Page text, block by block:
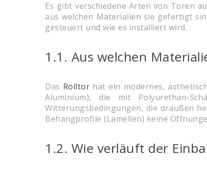
Es gibt verschiedene Arten von Toren
aus welchen Materialien sie gefertigt
gesteuert und wie es installiert wird.
1.1. Aus welchen
Das Rolltor hat ein modernes,
Aluminium), die mit Polyurethan-
Witterungsbedingungen, die draußen
Behangprofile (Lamellen) keine
1.2. Wie verläuft der